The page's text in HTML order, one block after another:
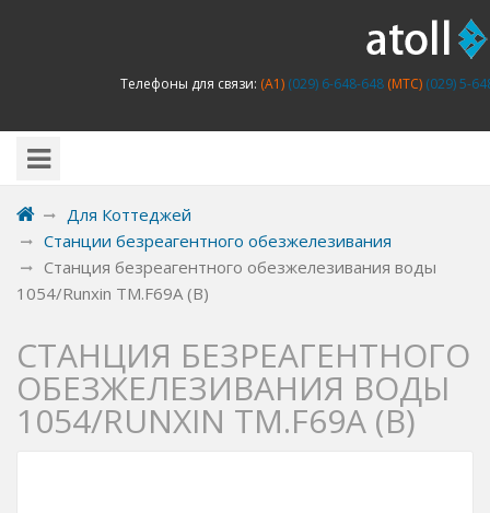
Телефоны для связи: (A1)(029) 6-648-648(MTC)(029) 5-
Для Коттеджей
Станции безреагентного обезжелезивания
Станция безреагентного обезжелезивания воды
1054/Runxin TM.F69A (B)
СТАНЦИЯ БЕЗРЕАГЕНТНОГО
ОБЕЗЖЕЛЕЗИВАНИЯ ВОДЫ
1054/RUNXIN TM.F69A (B)